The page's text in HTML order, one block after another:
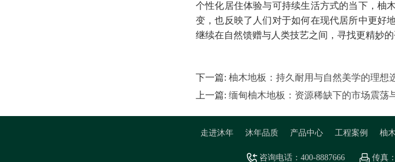
个性化居住体验与可持续生活方式的当下，柚
变，也反映了人们对于如何在现代居所中更好
继续在自然馈赠与人类技艺之间，寻找更精妙的
下一篇: 柚木地板：持久耐用与自然美学的理想
上一篇: 缅甸柚木地板：资源稀缺下的市场震荡
走进沐年 沐年品质 产品中心 工程案例 柚
咨询电话：400-8887666 传真